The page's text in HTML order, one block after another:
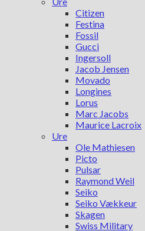
Citizen
Festina
Fossil
Gucci
Ingersoll
Jacob Jensen
Movado
Longines
Lorus
Marc Jacobs
Maurice Lacroix
Ure
Ole Mathiesen
Picto
Pulsar
Raymond Weil
Seiko
Seiko Vækkeur
Skagen
Swiss Military